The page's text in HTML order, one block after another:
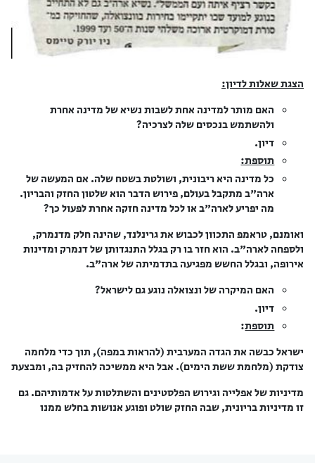
הצגת שאלות לדיון:
האם מותר למדינה אחת לשבות נשיא של מדינה אחרת
ולהשתמש בנכסים שלה לצרכיה?
דיון.
תוספת:
כל מדינה היא ריבונית, ושולטת בשטח שלה. אם המעשה של
ארה"ב מתקבל בעולם, פירוש הדבר הוא שלטון החזק והבריון.
מה יפריע לארה"ב או לכל מדינה חזקה אחרת לפעול כך?
ואומנם, טראמפ התכוון לכבוש את גרינלנד, שהינה חלק מדנמרק,
ולספחה לארה"ב. הוא חזר בו רק בגלל התנגדותן של דנמרק ומדינות
אירופה, ובגלל החשש מפגיעה בתדמיתה של ארה"ב.
האם המיקרה של ונצואלה נוגע גם לישראל?
דיון.
תוספת:
ישראל כבשה את הגדה המערבית (להראות במפה), תוך כדי מלחמה
צודקת (מלחמת ששת הימים). אבל היא ממשיכה להחזיק בה, ומבצעת
מדיניות של אפלייה וגירוש הפלסטינים והשתלטות על אדמותיהם. גם
זו מדיניות בריונית, שבה החזק שולט ופוגע אנושות בחלש ממנו